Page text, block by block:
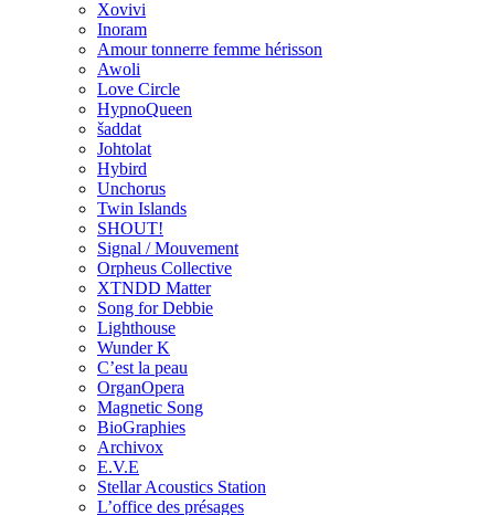
Xovivi
Inoram
Amour tonnerre femme hérisson
Awoli
Love Circle
HypnoQueen
šaddat
Johtolat
Hybird
Unchorus
Twin Islands
SHOUT!
Signal / Mouvement
Orpheus Collective
XTNDD Matter
Song for Debbie
Lighthouse
Wunder K
C’est la peau
OrganOpera
Magnetic Song
BioGraphies
Archivox
E.V.E
Stellar Acoustics Station
L’office des présages